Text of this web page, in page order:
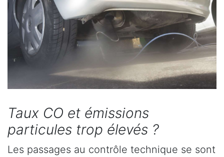
Taux CO et émissions
particules trop élevés ?
Les passages au contrôle technique se sont